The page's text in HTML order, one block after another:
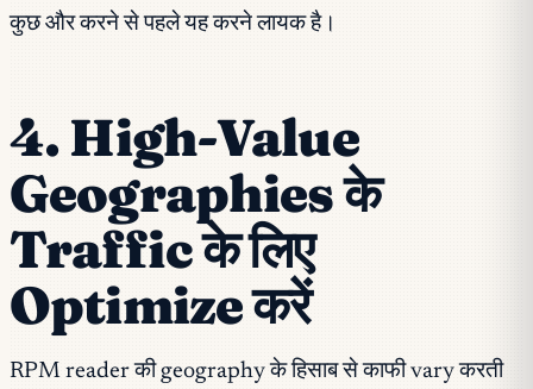
कुछ और करने से पहले यह करने लायक है।
4. High-Value
Geographies के
Traffic के लिए
Optimize करें
RPM reader की geography के हिसाब से काफी vary करती